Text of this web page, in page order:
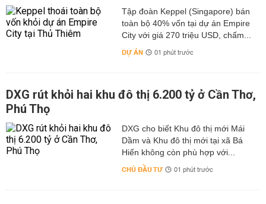
Tập đoàn Keppel (Singapore) bán
toàn bộ 40% vốn tại dự án Empire
City với giá 270 triệu USD, chấm...
DỰ ÁN 01 phút trước
DXG rút khỏi hai khu đô thị 6.200 tỷ ở Cần Thơ,
Phú Thọ
DXG cho biết Khu đô thị mới Mái
Dầm và Khu đô thị mới tại xã Bá
Hiến không còn phù hợp với...
CHỦ ĐẦU TƯ 01 phút trước